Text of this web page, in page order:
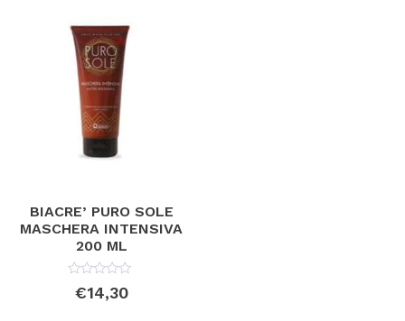
BIACRE’ PURO SOLE
MASCHERA INTENSIVA
200 ML
Valutato
€14,30